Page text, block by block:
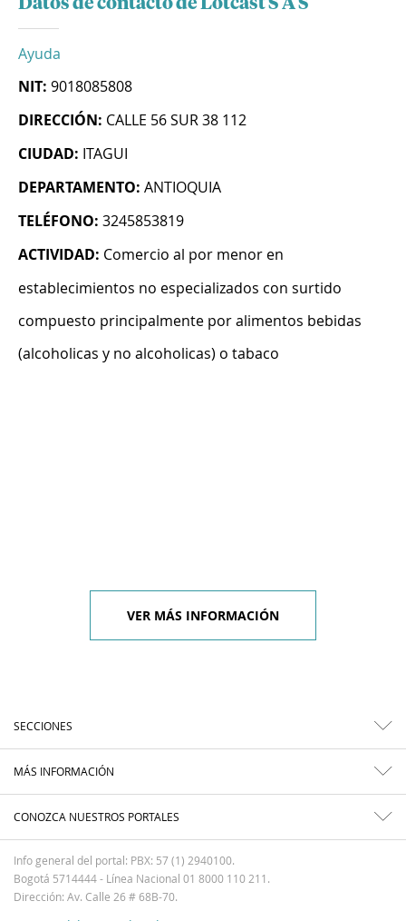
Datos de contacto de Lotcast S A S
Ayuda
NIT: 9018085808
DIRECCIÓN: CALLE 56 SUR 38 112
CIUDAD: ITAGUI
DEPARTAMENTO: ANTIOQUIA
TELÉFONO: 3245853819
ACTIVIDAD: Comercio al por menor en
establecimientos no especializados con surtido
compuesto principalmente por alimentos bebidas
(alcoholicas y no alcoholicas) o tabaco
VER MÁS INFORMACIÓN
SECCIONES
MÁS INFORMACIÓN
CONOZCA NUESTROS PORTALES
Info general del portal: PBX: 57 (1) 2940100.
Bogotá 5714444 - Línea Nacional 01 8000 110 211.
Dirección: Av. Calle 26 # 68B-70.